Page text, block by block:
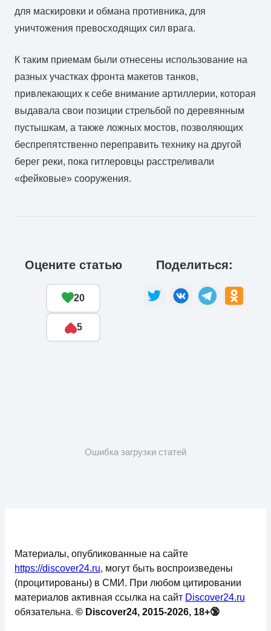
для маскировки и обмана противника, для
уничтожения превосходящих сил врага.
К таким приемам были отнесены использование на
разных участках фронта макетов танков,
привлекающих к себе внимание артиллерии, которая
выдавала свои позиции стрельбой по деревянным
пустышкам, а также ложных мостов, позволяющих
беспрепятственно переправить технику на другой
берег реки, пока гитлеровцы расстреливали
«фейковые» сооружения.
Оцените статью
20
5
Поделиться:
Ошибка загрузки статей
Материалы, опубликованные на сайте
https://discover24.ru, могут быть воспроизведены
(процитированы) в СМИ. При любом цитировании
материалов активная ссылка на сайт Discover24.ru
обязательна. © Discover24, 2015-2026, 18+🔞